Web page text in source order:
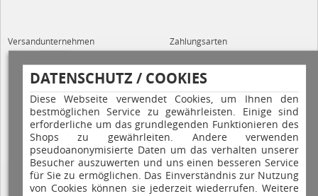
DATENSCHUTZ / COOKIES
Diese Webseite verwendet Cookies, um Ihnen den
bestmöglichen Service zu gewährleisten. Einige sind
erforderliche um das grundlegenden Funktionieren des
Shops zu gewährleiten. Andere verwenden
pseudoanonymisierte Daten um das verhalten unserer
Besucher auszuwerten und uns einen besseren Service
für Sie zu ermöglichen. Das Einverständnis zur Nutzung
von Cookies können sie jederzeit wiederrufen. Weitere
Versandunternehmen Zahlungsarten
Hilfe